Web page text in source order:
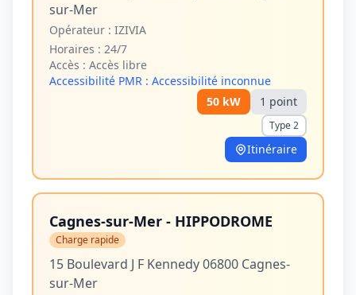
sur-Mer
Opérateur : IZIVIA
Horaires : 24/7
Accès : Accès libre
Accessibilité PMR : Accessibilité inconnue
50 kW 1 point
Type 2
Itinéraire
Cagnes-sur-Mer - HIPPODROME
Charge rapide
15 Boulevard J F Kennedy 06800 Cagnes-
sur-Mer